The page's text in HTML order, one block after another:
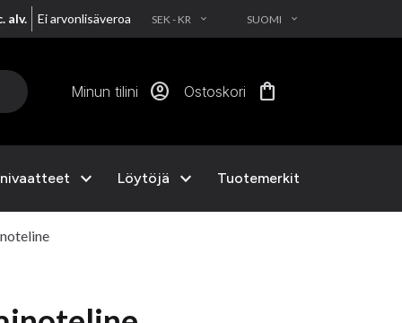
alv. Ei arvonlisäveroa SEK - KR EXPAND_MORE SUOMI EXPAND_MORE
Minun tilini account_circle Ostoskori shopping_bag
expand_more Löytöjä expand_more Tuotemerkit